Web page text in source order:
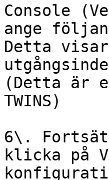
Console
ange
Detta
(Detta är
TWINS)
6\.
klicka på